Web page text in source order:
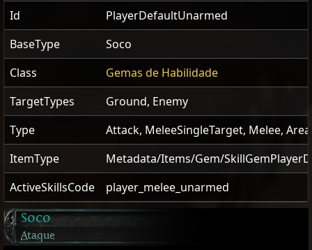
Id
PlayerDefaultUnarmed
BaseType
Soco
Class
Gemas de Habilidade
TargetTypes
Ground, Enemy
Type
Attack, MeleeSingleTarget, Melee,
ItemType
Metadata/Items/Gem/
ActiveSkillsCode
player_melee_unarmed
Soco
Ataque